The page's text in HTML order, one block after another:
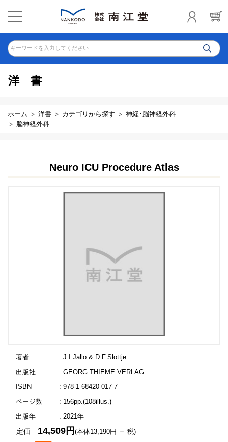
キーワードを入力してください
洋書
ホーム 洋書 カテゴリから探す
神経･脳神経外科
脳神経外科
Neuro ICU Procedure Atlas
著者
: J.I.Jallo & D.F.Slottje
出版社
: GEORG THIEME VERLAG
ISBN
: 978-1-68420-017-7
ページ数
: 156pp.(108illus.)
出版年
: 2021年
定価 14,509円(本体13,190円 ＋ 税)